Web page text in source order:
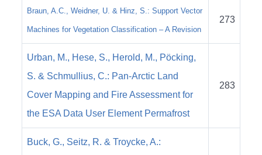
Braun, A.C., Weidner, U. & Hinz, S.: Support Vector
Machines for Vegetation Classification – A Revision
273
Urban, M., Hese, S., Herold, M., Pöcking,
S. & Schmullius, C.: Pan-Arctic Land
Cover Mapping and Fire Assessment for
the ESA Data User Element Permafrost
283
Buck, G., Seitz, R. & Troycke, A.: